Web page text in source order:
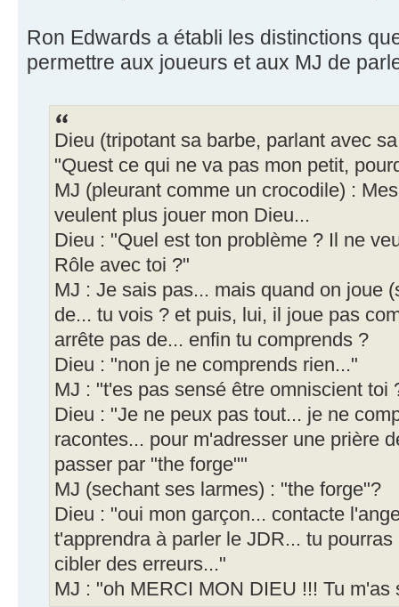
Ron Edwards a établi les distinctions
permettre aux joueurs et aux MJ de
Dieu (tripotant sa barbe, parlant avec
"Quest ce qui ne va pas mon petit,
MJ (pleurant comme un crocodile) :
veulent plus jouer mon Dieu...
Dieu : "Quel est ton problème ? Il ne
Rôle avec toi ?"
MJ : Je sais pas... mais quand on joue
de... tu vois ? et puis, lui, il joue pas
arrête pas de... enfin tu comprends ?
Dieu : "non je ne comprends rien..."
MJ : "t'es pas sensé être omniscient toi
Dieu : "Je ne peux pas tout... je ne
racontes... pour m'adresser une prière
passer par "the forge""
MJ (sechant ses larmes) : "the forge"?
Dieu : "oui mon garçon... contacte
t'apprendra à parler le JDR... tu
cibler des erreurs..."
MJ : "oh MERCI MON DIEU !!! Tu m'as